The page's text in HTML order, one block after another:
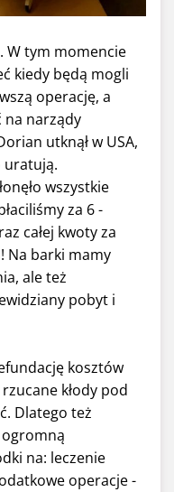
W tym momencie
kiedy będą mogli
operację, a
na narządy
utknął w USA,
uratują.
wszystkie
za 6 -
całej kwoty za
Na barki mamy
ale też
pobyt i
kosztów
kłody pod
Dlatego też
na: leczenie
operacje -